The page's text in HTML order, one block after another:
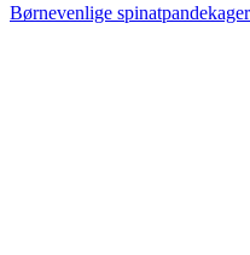
Børnevenlige